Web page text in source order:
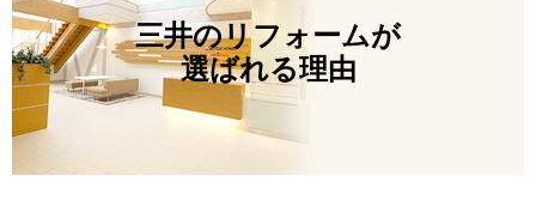
三井のリフォームが
選ばれる理由